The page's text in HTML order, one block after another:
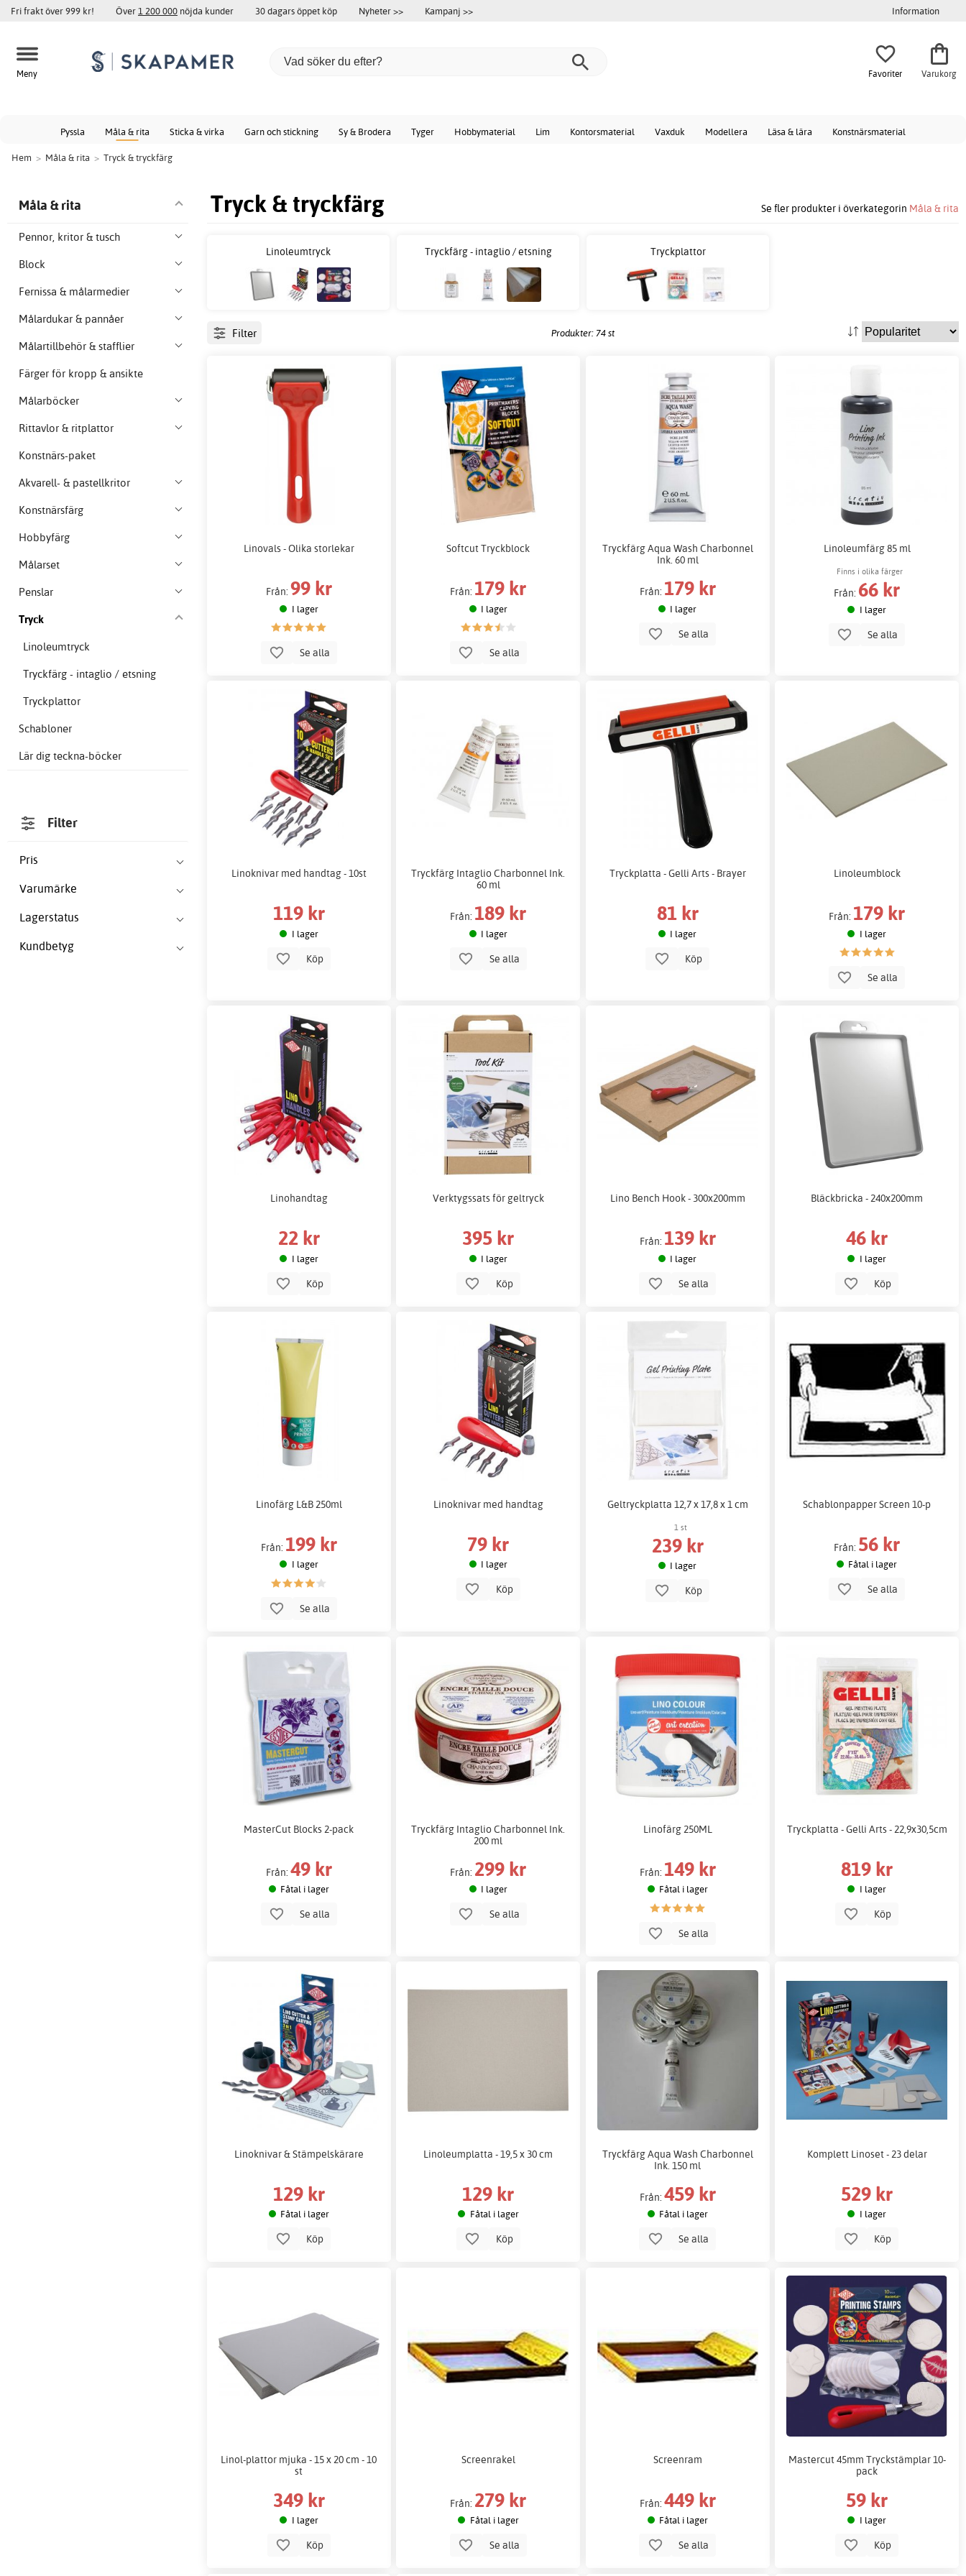
Fri frakt över 999 kr! Över1 200 000 nöjda kunder 30 dagars öppet köp Nyheter >> Kampanj >> Information
Meny Favoriter Varukorg
Pyssla Måla & rita Sticka & virka Garn och stickning Sy & Brodera Tyger Hobbymaterial Lim Kontorsmaterial Vaxduk Modellera Läsa & lära Konstnärsmaterial
Hem > Måla & rita > Tryck & tryckfärg
Tryck & tryckfärg Se fler produkter i överkategorin Måla & rita
Måla & rita
Pennor, kritor & tusch
Block
Fernissa & målarmedier
Målardukar & pannåer
Målartillbehör & stafflier
Färger för kropp & ansikte
Målarböcker
Rittavlor & ritplattor
Konstnärs-paket
Akvarell- & pastellkritor
Konstnärsfärg
Hobbyfärg
Målarset
Penslar
Tryck
Linoleumtryck
Tryckfärg - intaglio / etsning
Tryckplattor
Schabloner
Lär dig teckna-böcker
Filter
Pris
Varumärke
Lagerstatus
Kundbetyg
Linoleumtryck Tryckfärg - intaglio / etsning Tryckplattor
Filter Produkter: 74 st
Linovals - Olika storlekar
Från: 99 kr
I lager
Se alla
Softcut Tryckblock
Från: 179 kr
I lager
Se alla
Tryckfärg Aqua Wash Charbonnel
Ink. 60 ml
Från: 179 kr
I lager
Se alla
Linoleumfärg 85 ml
Finns i olika färger
Från: 66 kr
I lager
Se alla
Linoknivar med handtag - 10st
119 kr
I lager
Köp
Tryckfärg Intaglio Charbonnel Ink.
60 ml
Från: 189 kr
I lager
Se alla
Tryckplatta - Gelli Arts - Brayer
81 kr
I lager
Köp
Linoleumblock
Från: 179 kr
I lager
Se alla
Linohandtag
22 kr
I lager
Köp
Verktygssats för geltryck
395 kr
I lager
Köp
Lino Bench Hook - 300x200mm
Från: 139 kr
I lager
Se alla
Bläckbricka - 240x200mm
46 kr
I lager
Köp
Linofärg L&B 250ml
Från: 199 kr
I lager
Se alla
Linoknivar med handtag
79 kr
I lager
Köp
Geltryckplatta 12,7 x 17,8 x 1 cm
1 st
239 kr
I lager
Köp
Schablonpapper Screen 10-p
Från: 56 kr
Fåtal i lager
Se alla
MasterCut Blocks 2-pack
Från: 49 kr
Fåtal i lager
Se alla
Tryckfärg Intaglio Charbonnel Ink.
200 ml
Från: 299 kr
I lager
Se alla
Linofärg 250ML
Från: 149 kr
Fåtal i lager
Se alla
Tryckplatta - Gelli Arts - 22,9x30,5cm
819 kr
I lager
Köp
Linoknivar & Stämpelskärare
129 kr
Fåtal i lager
Köp
Linoleumplatta - 19,5 x 30 cm
129 kr
Fåtal i lager
Köp
Tryckfärg Aqua Wash Charbonnel
Ink. 150 ml
Från: 459 kr
Fåtal i lager
Se alla
Komplett Linoset - 23 delar
529 kr
I lager
Köp
Linol-plattor mjuka - 15 x 20 cm - 10
st
349 kr
I lager
Köp
Screenrakel
Från: 279 kr
Fåtal i lager
Se alla
Screenram
Från: 449 kr
Fåtal i lager
Se alla
Mastercut 45mm Tryckstämplar 10-
pack
59 kr
I lager
Köp